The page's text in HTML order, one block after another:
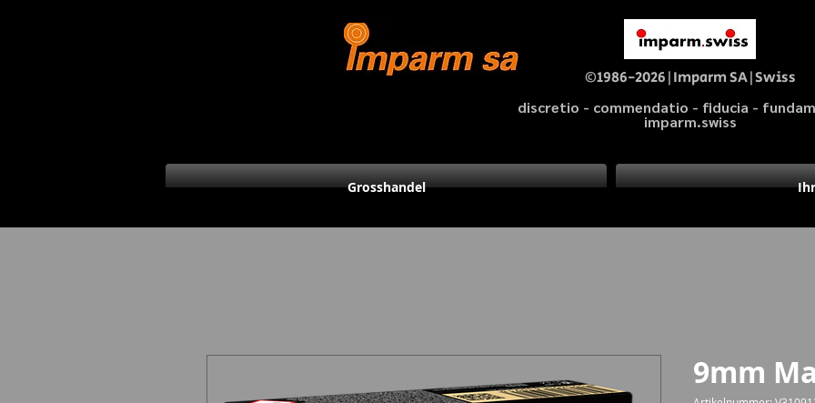
©1986-2026|Imparm SA|Swiss
discretio - commendatio - fiducia -
imparm.swiss
Grosshandel
9mm